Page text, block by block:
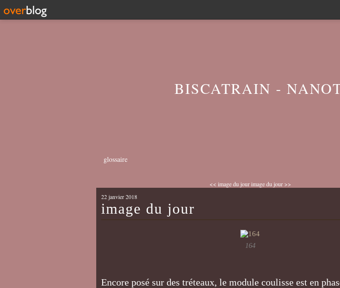
BISCATRAIN -
glossaire
<< image du jour image du jour >>
22 janvier 2018
image du jour
164
Encore posé sur des tréteaux, le module coulisse est en